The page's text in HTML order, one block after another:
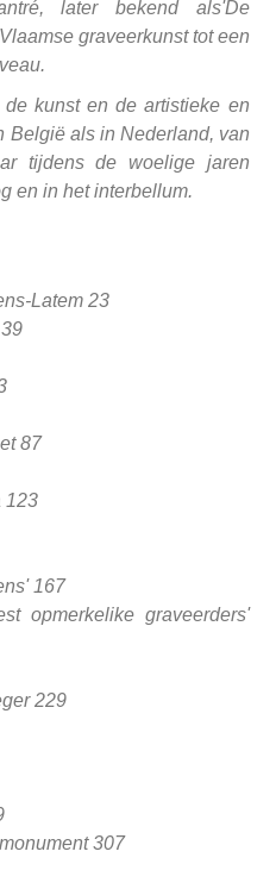
later bekend als'De
graveerkunst tot een
kunst en de artistieke en
België als in Nederland, van
tijdens de woelige jaren
en in het interbellum.
Latem 23
87
123
167
opmerkelike graveerders'
229
307